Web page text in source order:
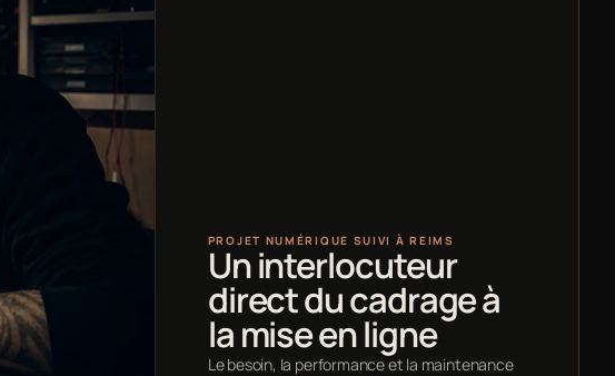
PROJET NUMÉRIQUE SUIVI À REIMS
Un interlocuteur
direct du cadrage à
la mise en ligne
Le besoin, la performance et la maintenance